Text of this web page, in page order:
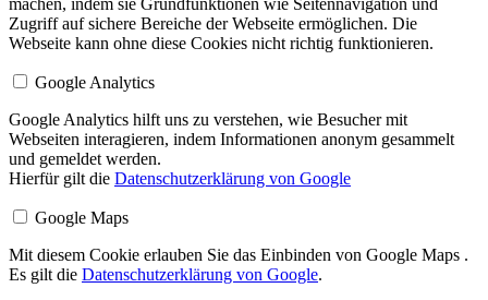
Zugriff auf sichere Bereiche der Webseite ermöglichen. Die
Webseite kann ohne diese Cookies nicht richtig funktionieren.
Google Analytics
Google Analytics hilft uns zu verstehen, wie Besucher mit
Webseiten interagieren, indem Informationen anonym gesammelt
und gemeldet werden.
Hierfür gilt die Datenschutzerklärung von Google
Google Maps
Mit diesem Cookie erlauben Sie das Einbinden von Google Maps .
Es gilt die Datenschutzerklärung von Google.